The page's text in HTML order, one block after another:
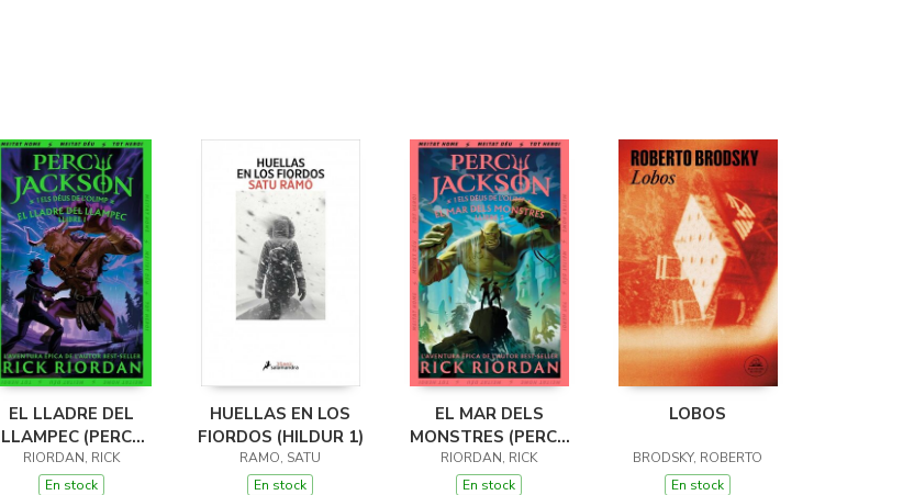
EL LLADRE DEL
LLAMPEC (PERCY
JACKSON I ELS
DÉUS DE L'OLIMP 1)
RIORDAN, RICK
En stock
HUELLAS EN LOS
FIORDOS (HILDUR 1)
RAMO, SATU
En stock
EL MAR DELS
MONSTRES (PERCY
JACKSON I ELS
DÉUS DE L'OLIMP 2)
RIORDAN, RICK
En stock
LOBOS
BRODSKY, ROBERTO
En stock